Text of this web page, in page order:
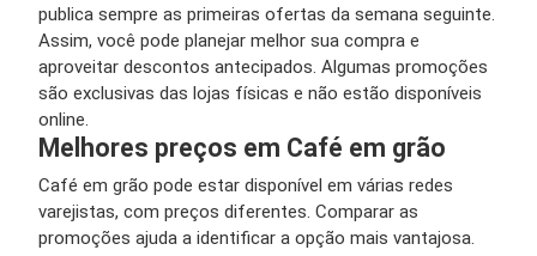
publica sempre as primeiras ofertas da semana seguinte.
Assim, você pode planejar melhor sua compra e
aproveitar descontos antecipados. Algumas promoções
são exclusivas das lojas físicas e não estão disponíveis
online.
Melhores preços em Café em grão
Café em grão pode estar disponível em várias redes
varejistas, com preços diferentes. Comparar as
promoções ajuda a identificar a opção mais vantajosa.